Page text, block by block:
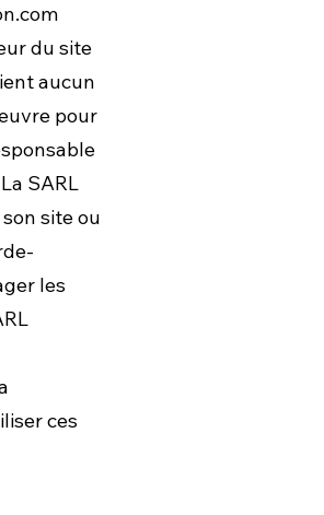
du site
aucun
pour
SARL
site ou
les
ces